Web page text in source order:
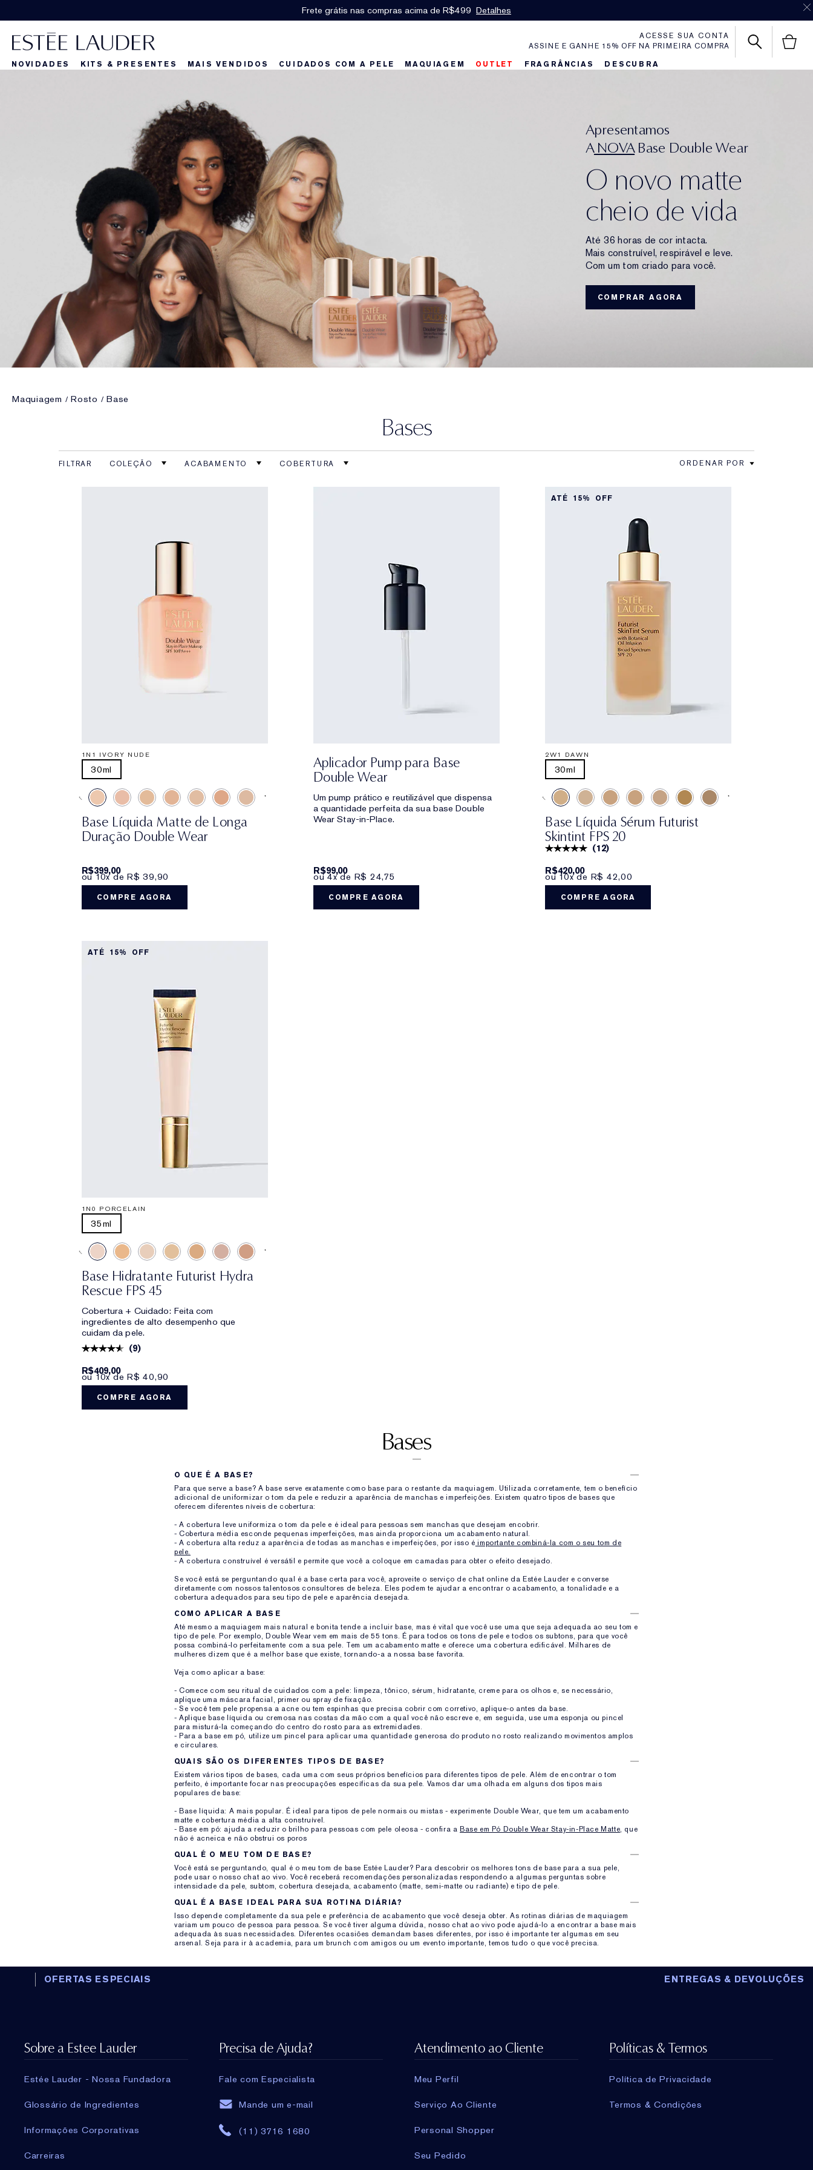
Frete grátis nas compras acima de R$499 Detalhes
ASSINE E GANHE 15% OFF NA PRIMEIRA COMPRA
ACESSE SUA CONTA
NOVIDADES KITS & PRESENTES MAIS VENDIDOS CUIDADOS COM A PELE MAQUIAGEM OUTLET FRAGRÂNCIAS DESCUBRA
Apresentamos
ANOVABase Double Wear
O novo matte
cheio de vida
Até 36 horas de cor intacta.
Mais construível, respirável e leve.
Com um tom criado para você.
COMPRAR AGORA
Maquiagem Rosto Base
Bases
FILTRAR COLEÇÃO ACABAMENTO COBERTURA ORDENAR POR
1N1 IVORY NUDE
30ml
Base Líquida Matte de Longa
Duração Double Wear
R$399,00
ou 10x de R$ 39,90
COMPRE AGORA
Aplicador Pump para Base
Double Wear
Um pump prático e reutilizável que dispensa
a quantidade perfeita da sua base Double
Wear Stay-in-Place.
R$99,00
ou 4x de R$ 24,75
COMPRE AGORA
ATÉ 15% OFF
2W1 DAWN
30ml
Base Líquida Sérum Futurist
Skintint FPS 20
(12)
R$420,00
ou 10x de R$ 42,00
COMPRE AGORA
ATÉ 15% OFF
1N0 PORCELAIN
35ml
Base Hidratante Futurist Hydra
Rescue FPS 45
Cobertura + Cuidado: Feita com
ingredientes de alto desempenho que
cuidam da pele.
(9)
R$409,00
ou 10x de R$ 40,90
COMPRE AGORA
Bases
O QUE É A BASE?
Para que serve a base? A base serve exatamente como base para o restante da maquiagem. Utilizada corretamente, tem o benefício
adicional de uniformizar o tom da pele e reduzir a aparência de manchas e imperfeições. Existem quatro tipos de bases que
oferecem diferentes níveis de cobertura:
- A cobertura leve uniformiza o tom da pele e é ideal para pessoas sem manchas que desejam encobrir.
- Cobertura média esconde pequenas imperfeições, mas ainda proporciona um acabamento natural.
- A cobertura alta reduz a aparência de todas as manchas e imperfeições, por isso é importante combiná-la com o seu tom de
pele.
- A cobertura construível é versátil e permite que você a coloque em camadas para obter o efeito desejado.
Se você está se perguntando qual é a base certa para você, aproveite o serviço de chat online da Estée Lauder e converse
diretamente com nossos talentosos consultores de beleza. Eles podem te ajudar a encontrar o acabamento, a tonalidade e a
cobertura adequados para seu tipo de pele e aparência desejada.
COMO APLICAR A BASE
Até mesmo a maquiagem mais natural e bonita tende a incluir base, mas é vital que você use uma que seja adequada ao seu tom e
tipo de pele. Por exemplo, Double Wear vem em mais de 55 tons. É para todos os tons de pele e todos os subtons, para que você
possa combiná-lo perfeitamente com a sua pele. Tem um acabamento matte e oferece uma cobertura edificável. Milhares de
mulheres dizem que é a melhor base que existe, tornando-a a nossa base favorita.
Veja como aplicar a base:
- Comece com seu ritual de cuidados com a pele: limpeza, tônico, sérum, hidratante, creme para os olhos e, se necessário,
aplique uma máscara facial, primer ou spray de fixação.
- Se você tem pele propensa a acne ou tem espinhas que precisa cobrir com corretivo, aplique-o antes da base.
- Aplique base líquida ou cremosa nas costas da mão com a qual você não escreve e, em seguida, use uma esponja ou pincel
para misturá-la começando do centro do rosto para as extremidades.
- Para a base em pó, utilize um pincel para aplicar uma quantidade generosa do produto no rosto realizando movimentos amplos
e circulares.
QUAIS SÃO OS DIFERENTES TIPOS DE BASE?
Existem vários tipos de bases, cada uma com seus próprios benefícios para diferentes tipos de pele. Além de encontrar o tom
perfeito, é importante focar nas preocupações específicas da sua pele. Vamos dar uma olhada em alguns dos tipos mais
populares de base:
- Base líquida: A mais popular. É ideal para tipos de pele normais ou mistas - experimente Double Wear, que tem um acabamento
matte e cobertura média a alta construível.
- Base em pó: ajuda a reduzir o brilho para pessoas com pele oleosa - confira aBase em Pó Double Wear Stay-in-Place Matte, que
não é acneica e não obstrui os poros
QUAL É O MEU TOM DE BASE?
Você está se perguntando, qual é o meu tom de base Estée Lauder? Para descobrir os melhores tons de base para a sua pele,
pode usar o nosso chat ao vivo. Você receberá recomendações personalizadas respondendo a algumas perguntas sobre
intensidade da pele, subtom, cobertura desejada, acabamento (matte, semi-matte ou radiante) e tipo de pele.
QUAL É A BASE IDEAL PARA SUA ROTINA DIÁRIA?
Isso depende completamente da sua pele e preferência de acabamento que você deseja obter. As rotinas diárias de maquiagem
variam um pouco de pessoa para pessoa. Se você tiver alguma dúvida, nosso chat ao vivo pode ajudá-lo a encontrar a base mais
adequada às suas necessidades. Diferentes ocasiões demandam bases diferentes, por isso é importante ter algumas em seu
arsenal. Seja para ir à academia, para um brunch com amigos ou um evento importante, temos tudo o que você precisa.
OFERTAS ESPECIAIS ENTREGAS & DEVOLUÇÕES
Sobre a Estee Lauder
Estée Lauder - Nossa Fundadora
Glossário de Ingredientes
Informações Corporativas
Carreiras
Precisa de Ajuda?
Fale com Especialista
Mande um e-mail
(11) 3716 1680
Atendimento ao Cliente
Meu Perfil
Serviço Ao Cliente
Personal Shopper
Seu Pedido
Políticas & Termos
Política de Privacidade
Termos & Condições